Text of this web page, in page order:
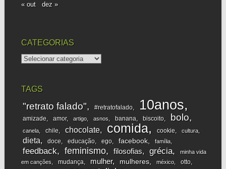
« out
dez »
CATEGORIAS
categorias
TAGS
"retrato falado" #retratofalado 10anos
amizade amor artigo asnos banana biscoito bolo
canela chile chocolate comida cookie cultura
dieta doce educação ego facebook família
feedback feminismo filosofias grécia
minha vida
em canções
mudança mulher mulheres méxico otto